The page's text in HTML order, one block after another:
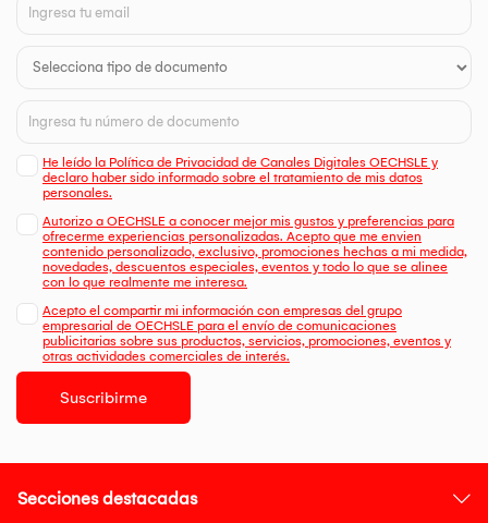
He leído la Política de Privacidad de Canales Digitales OECHSLE y
declaro haber sido informado sobre el tratamiento de mis datos
personales.
Autorizo a OECHSLE a conocer mejor mis gustos y preferencias para
ofrecerme experiencias personalizadas. Acepto que me envien
contenido personalizado, exclusivo, promociones hechas a mi medida,
novedades, descuentos especiales, eventos y todo lo que se alinee
con lo que realmente me interesa.
Acepto el compartir mi información con empresas del grupo
empresarial de OECHSLE para el envío de comunicaciones
publicitarias sobre sus productos, servicios, promociones, eventos y
otras actividades comerciales de interés.
Suscribirme
Secciones destacadas